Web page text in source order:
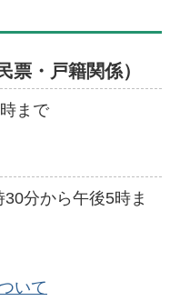
・戸籍関係）
まで
分から午後5時ま
いて